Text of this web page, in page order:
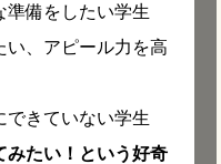
準備をしたい学生
い、アピール力を高
できていない学生
みたい！という好奇